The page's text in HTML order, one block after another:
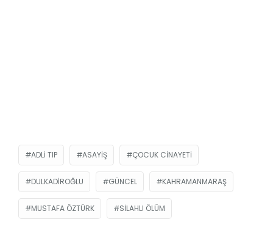
ADLI TIP ASAYIŞ ÇOCUK CINAYETI
DULKADIROĞLU GÜNCEL KAHRAMANMARAŞ
MUSTAFA ÖZTÜRK SILAHLI ÖLÜM